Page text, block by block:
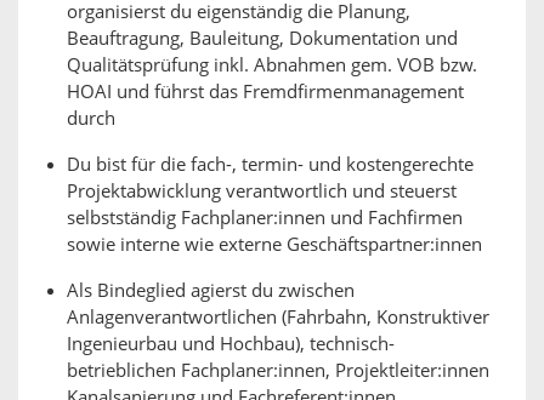
organisierst du eigenständig die Planung,
Beauftragung, Bauleitung, Dokumentation und
Qualitätsprüfung inkl. Abnahmen gem. VOB bzw.
HOAI und führst das Fremdfirmenmanagement
durch
Du bist für die fach-, termin- und kostengerechte
Projektabwicklung verantwortlich und steuerst
selbstständig Fachplaner:innen und Fachfirmen
sowie interne wie externe Geschäftspartner:innen
Als Bindeglied agierst du zwischen
Anlagenverantwortlichen (Fahrbahn, Konstruktiver
Ingenieurbau und Hochbau), technisch-
betrieblichen Fachplaner:innen, Projektleiter:innen